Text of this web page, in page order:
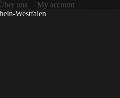
uns
My account
Westfalen